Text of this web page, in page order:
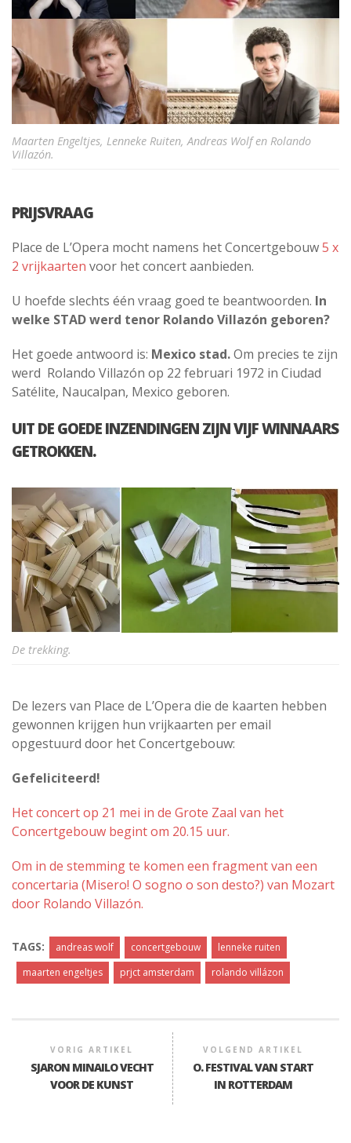
Maarten Engeltjes, Lenneke Ruiten, Andreas Wolf en Rolando
Villazón.
PRIJSVRAAG
Place de L’Opera mocht namens het Concertgebouw5 x
2 vrijkaarten voor het concert aanbieden.
U hoefde slechts één vraag goed te beantwoorden. In
welke STAD werd tenor Rolando Villazón geboren?
Het goede antwoord is: Mexico stad.Om precies te zijn
werd Rolando Villazón op 22 februari 1972 in Ciudad
Satélite, Naucalpan, Mexico geboren.
UIT DE GOEDE INZENDINGEN ZIJN VIJF WINNAARS
GETROKKEN.
De trekking.
De lezers van Place de L’Opera die de kaarten hebben
gewonnen krijgen hun vrijkaarten per email
opgestuurd door het Concertgebouw:
Gefeliciteerd!
Het concert op 21 mei in de Grote Zaal van het
Concertgebouw begint om 20.15 uur.
Om in de stemming te komen een fragment van een
concertaria (Misero! O sogno o son desto?) van Mozart
door Rolando Villazón.
TAGS: andreas wolf concertgebouw
lenneke ruiten
maarten engeltjes
prjct amsterdam rolando villázon
VORIG ARTIKEL
SJARON MINAILO VECHT
VOOR DE KUNST
VOLGEND ARTIKEL
O. FESTIVAL VAN START
IN ROTTERDAM